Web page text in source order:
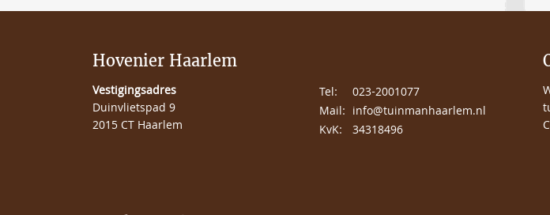
Hovenier Haarlem
Vestigingsadres
Duinvlietspad 9
2015 CT Haarlem
Tel:
023-2001077
Mail: info@tuinmanhaarlem.nl
KvK: 34318496